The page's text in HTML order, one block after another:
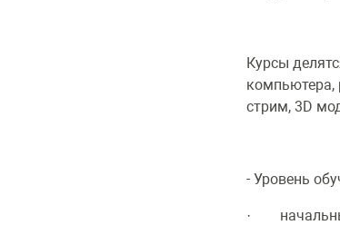
Курсы
компьютера,
стрим, 3D
- Уровень
·